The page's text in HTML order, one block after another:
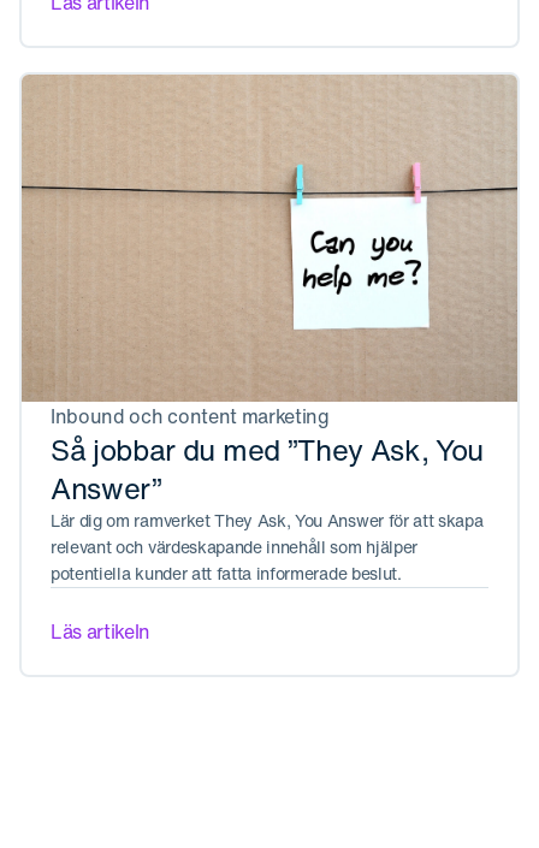
Inbound och content marketing
Så jobbar du med ”They Ask, You
Answer”
Lär dig om ramverket They Ask, You Answer för att skapa
relevant och värdeskapande innehåll som hjälper
potentiella kunder att fatta informerade beslut.
Läs artikeln